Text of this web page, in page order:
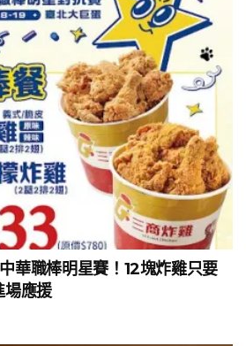
華職棒明星賽！12塊炸雞只要
場應援